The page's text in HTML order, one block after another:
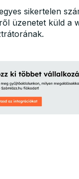
sikertelen
üzenetet küld a